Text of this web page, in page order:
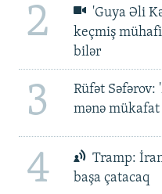
2
'Guya Əli
keçmiş
bilər
3
Rüfət Səfərov:
mənə mükafat
4
Tramp:
başa çatacaq